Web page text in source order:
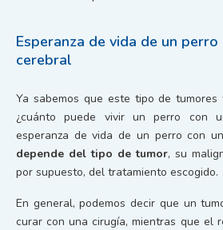
Esperanza de vida de un
cerebral
Ya sabemos que este tipo de
¿cuánto puede vivir un perro con
esperanza de vida de un perro con
depende del tipo de tumor, su
por supuesto, del tratamiento escogido.
En general, podemos decir que un
curar con una cirugía, mientras que el